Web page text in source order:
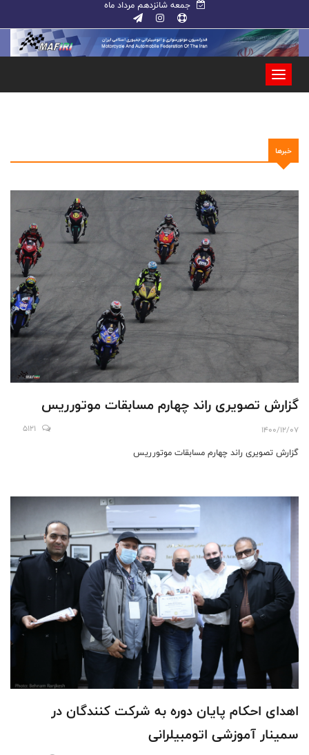
جمعه شانزدهم مرداد ماه
خبرها
گزارش تصویری راند چهارم مسابقات موتورریس
1400/12/07
5121
گزارش تصویری راند چهارم مسابقات موتورریس
اهدای احکام پایان دوره به شرکت کنندگان در
سمینار آموزشی اتومبیلرانی